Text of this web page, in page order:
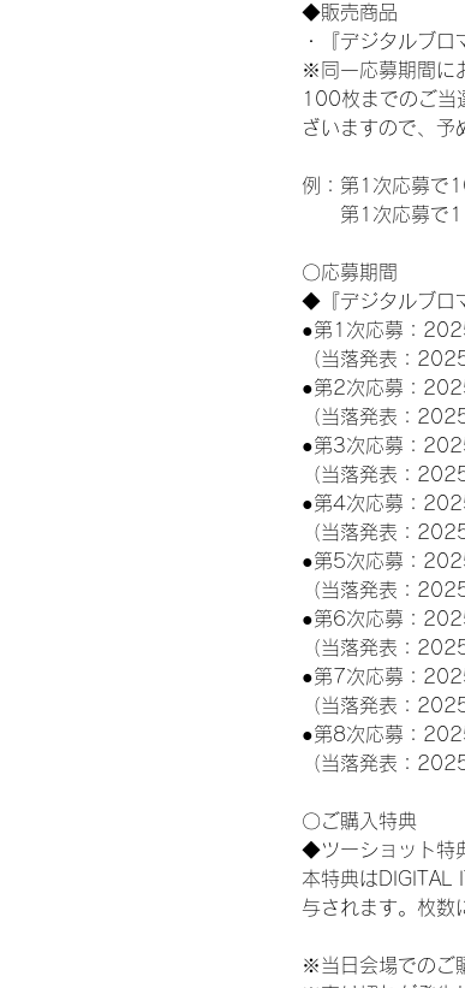
◆販売商品
・『デジタルブ
※同一応募期間に
100枚までのご当
ざいますので、予
例：第1次応募で
第1次応募で
〇応募期間
◆『デジタルブロ
●第1次応募：
（当落発表：
●第2次応募：
（当落発表：
●第3次応募：
（当落発表：
●第4次応募：
（当落発表：
●第5次応募：
（当落発表：
●第6次応募：
（当落発表：
●第7次応募：
（当落発表：
●第8次応募：
（当落発表：
〇ご購入特典
◆ツーショット特
本特典はDIGITAL
与されます。枚数
※当日会場でのご